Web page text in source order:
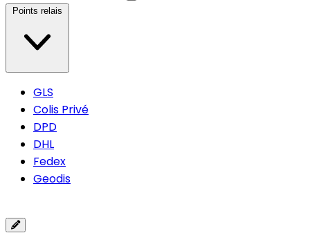
GLS
Colis Privé
DPD
DHL
Fedex
Geodis